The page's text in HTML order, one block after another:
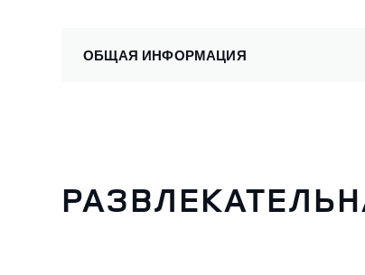
ОБЩАЯ ИНФОРМАЦИЯ